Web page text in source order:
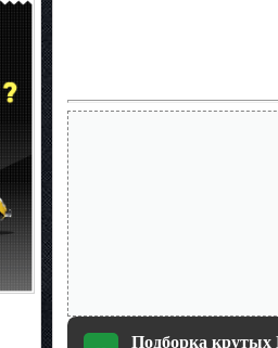
Подборка крутых